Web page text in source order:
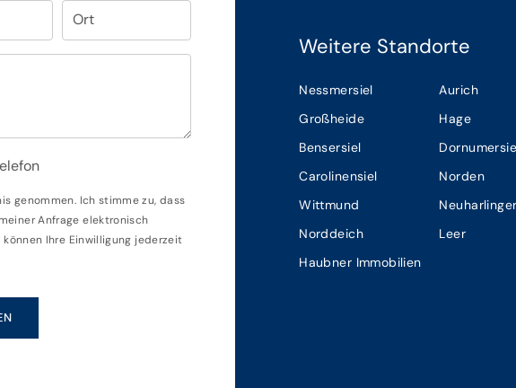
Ort
genommen. Ich stimme zu, dass
Anfrage elektronisch
Ihre Einwilligung jederzeit
Weitere Standorte
Nessmersiel Aurich
Großheide
Hage
Bensersiel
Carolinensiel
Norden
Wittmund
Norddeich
Leer
Haubner Immobilien